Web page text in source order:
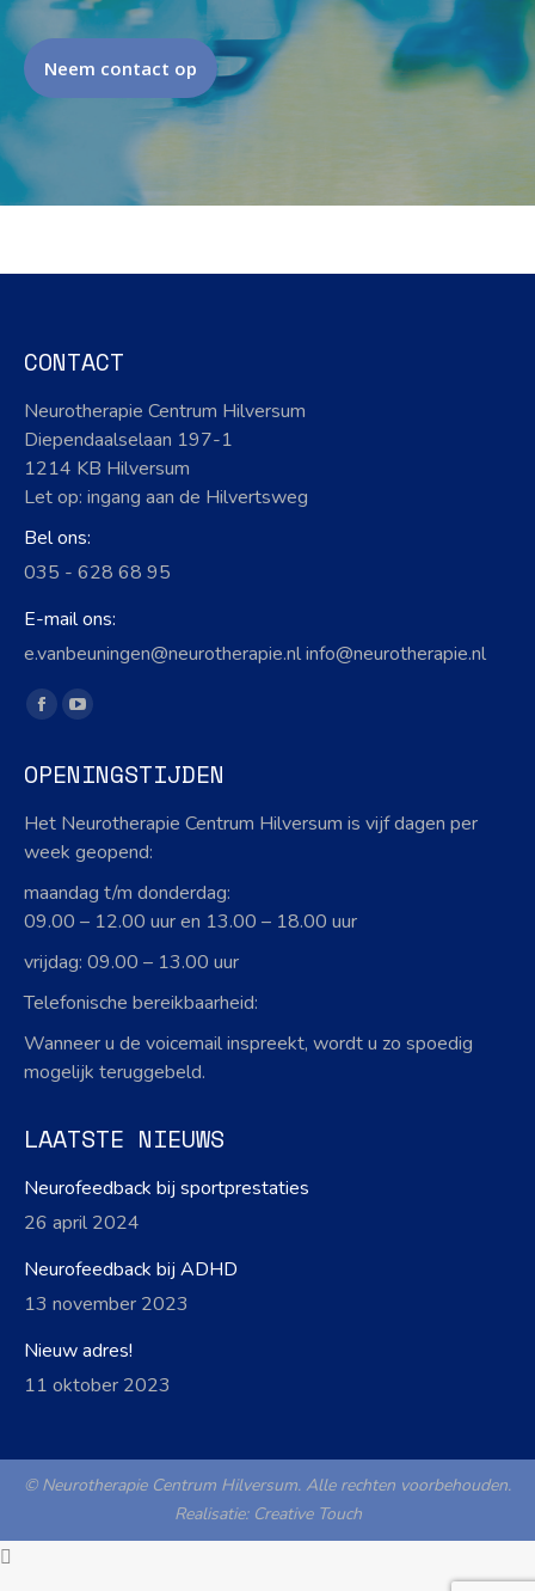
Neem contact op
CONTACT
Neurotherapie Centrum Hilversum
Diependaalselaan 197-1
1214 KB Hilversum
Let op: ingang aan de Hilvertsweg
Bel ons:
035 - 628 68 95
E-mail ons:
e.vanbeuningen@neurotherapie.nl info@neurotherapie.nl
Vind ons op:
Facebook
opens
in
new
YouTube
opens
new
OPENINGSTIJDEN
Het Neurotherapie Centrum Hilversum is vijf dagen per
week geopend:
maandag t/m donderdag:
09.00 – 12.00 uur en 13.00 – 18.00 uur
vrijdag: 09.00 – 13.00 uur
Telefonische bereikbaarheid:
Wanneer u de voicemail inspreekt, wordt u zo spoedig
mogelijk teruggebeld.
LAATSTE NIEUWS
Neurofeedback bij sportprestaties
26 april 2024
Neurofeedback bij ADHD
13 november 2023
Nieuw adres!
11 oktober 2023
© Neurotherapie Centrum Hilversum. Alle rechten voorbehouden.
Realisatie: Creative Touch